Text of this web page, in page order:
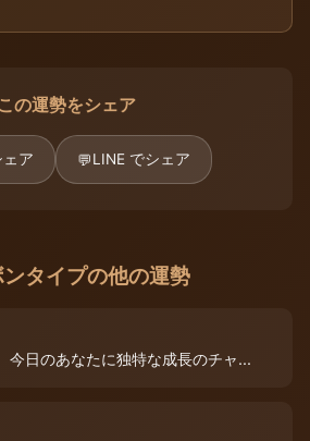
この運勢をシェア
ア 💬LINE でシェア
タイプの他の運勢
今日のあなたに独特な成長のチャ...